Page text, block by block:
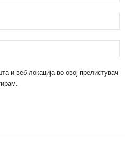
и веб-локација во овој прелистувач